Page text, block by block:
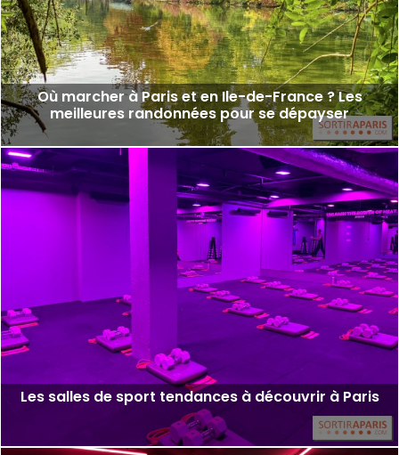
Où marcher à Paris et en Ile-de-France ? Les
meilleures randonnées pour se dépayser
Les salles de sport tendances à découvrir à Paris